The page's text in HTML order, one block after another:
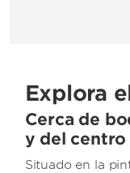
Explora
Cerca de
y del centro
Situado en la